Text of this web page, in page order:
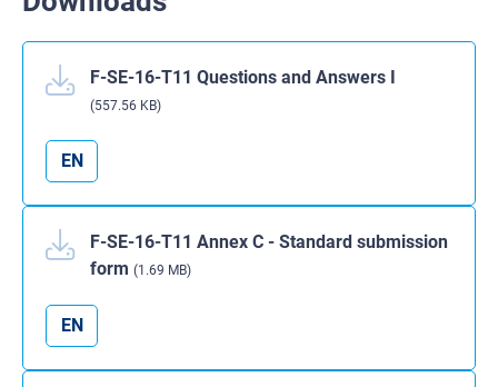
F-SE-16-T11 Questions and Answers I
(557.56 KB)
EN
F-SE-16-T11 Annex C - Standard submission
form (1.69 MB)
EN